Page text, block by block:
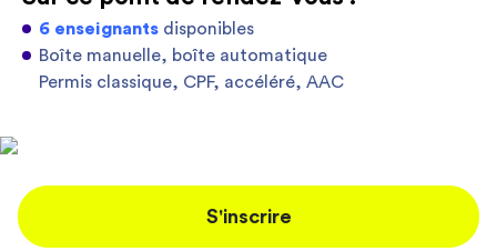
6 enseignants disponibles
Boîte manuelle, boîte automatique
Permis classique, CPF, accéléré, AAC
S'inscrire